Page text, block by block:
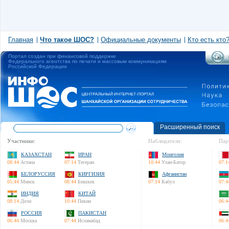
Главная Что такое ШОС? Официальные документы Кто есть кто?
Портал создан при финансовой поддержке
Федерального агентства по печати и массовым коммуникациям
Российской Федерации
Расширенный поиск
Участники:
КАЗАХСТАН
08:44 Астана
ИРАН
07:14 Тегеран
БЕЛОРУССИЯ
05:44 Минск
КИРГИЗИЯ
08:44 Бишкек
ИНДИЯ
08:14 Дели
КИТАЙ
10:44 Пекин
РОССИЯ
06:44 Москва
ПАКИСТАН
07:44 Исламабад
Наблюдатели:
Монголия
10:44 Улан-Батор
Афганистан
07:14 Кабул